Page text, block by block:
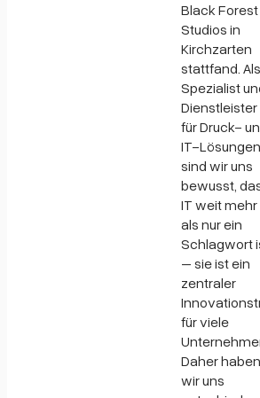
Black Forest
Studios in
Kirchzarten
stattfand. Als
Spezialist
Dienstleister
für Druck-
IT-Lösungen
sind wir uns
bewusst,
IT weit mehr
als nur ein
Schlagwort
– sie ist ein
zentraler
für viele
Daher haben
wir uns